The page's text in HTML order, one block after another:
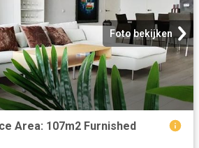
Foto bekijken
Area: 107m2 Furnished